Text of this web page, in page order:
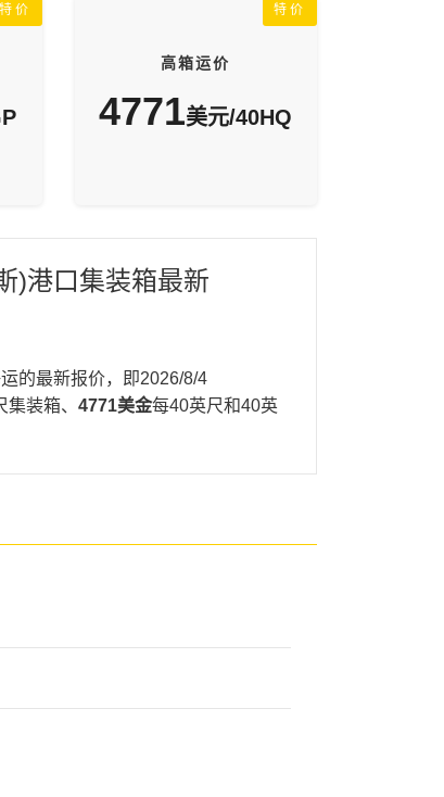
特价 特价
高箱运价
4771美元/40HQ
)港口集装箱最新
的最新报价，即2026/8/4
装箱、 4771美金每40英尺和40英